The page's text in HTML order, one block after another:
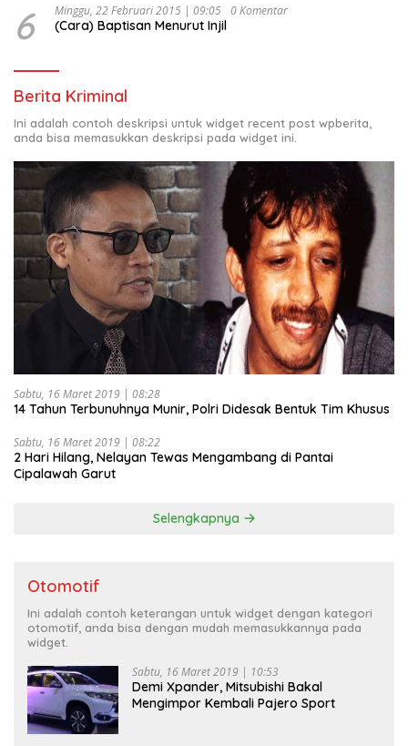
6 Minggu, 22 Februari 2015 | 09:05 0 Komentar
(Cara) Baptisan Menurut Injil
Berita Kriminal
Ini adalah contoh deskripsi untuk widget recent post wpberita,
anda bisa memasukkan deskripsi pada widget ini.
Sabtu, 16 Maret 2019 | 08:28
14 Tahun Terbunuhnya Munir, Polri Didesak Bentuk Tim Khusus
Sabtu, 16 Maret 2019 | 08:22
2 Hari Hilang, Nelayan Tewas Mengambang di Pantai
Cipalawah Garut
Selengkapnya
Otomotif
Ini adalah contoh keterangan untuk widget dengan kategori
otomotif, anda bisa dengan mudah memasukkannya pada
widget.
Sabtu, 16 Maret 2019 | 10:53
Demi Xpander, Mitsubishi Bakal
Mengimpor Kembali Pajero Sport